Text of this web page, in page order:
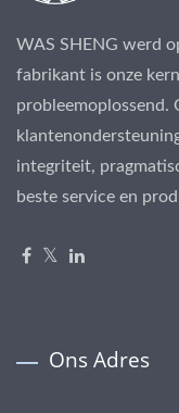
WAS SHENG werd
fabrikant is onze
probleemoplossend.
integriteit,
beste service en
Ons Adres